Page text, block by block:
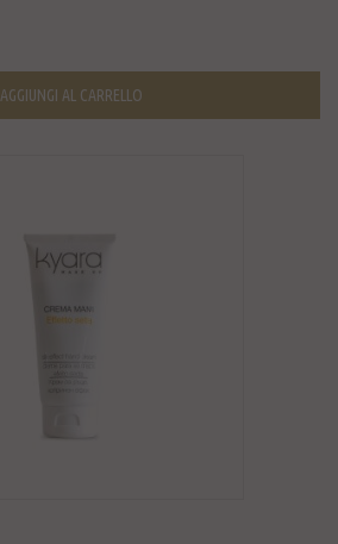
AGGIUNGI AL CARRELLO